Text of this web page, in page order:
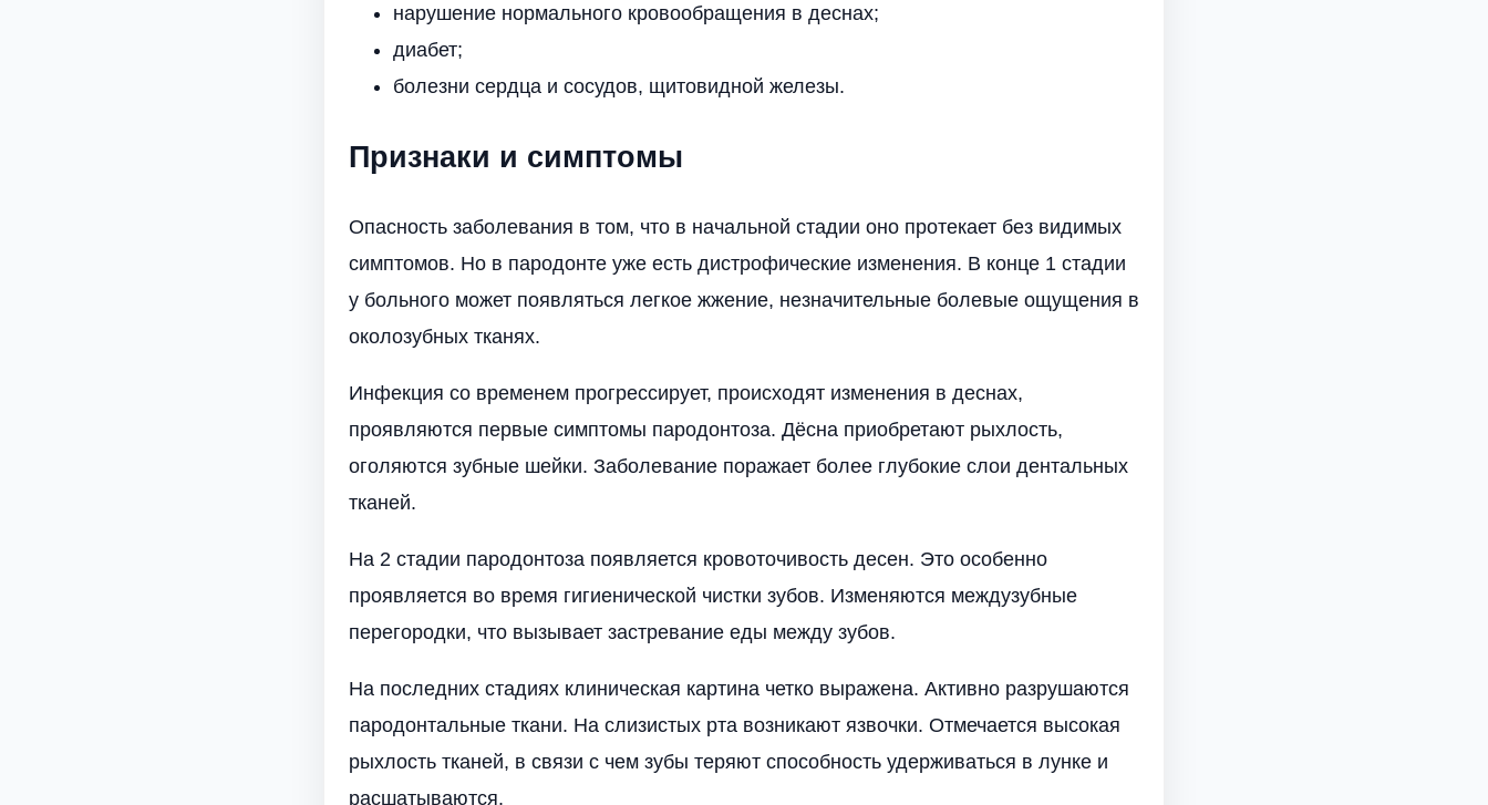
нарушение нормального кровообращения в деснах;
диабет;
болезни сердца и сосудов, щитовидной железы.
Признаки и симптомы
Опасность заболевания в том, что в начальной стадии оно протекает без видимых
симптомов. Но в пародонте уже есть дистрофические изменения. В конце 1 стадии
у больного может появляться легкое жжение, незначительные болевые ощущения в
околозубных тканях.
Инфекция со временем прогрессирует, происходят изменения в деснах,
проявляются первые симптомы пародонтоза. Дёсна приобретают рыхлость,
оголяются зубные шейки. Заболевание поражает более глубокие слои дентальных
тканей.
На 2 стадии пародонтоза появляется кровоточивость десен. Это особенно
проявляется во время гигиенической чистки зубов. Изменяются междузубные
перегородки, что вызывает застревание еды между зубов.
На последних стадиях клиническая картина четко выражена. Активно разрушаются
пародонтальные ткани. На слизистых рта возникают язвочки. Отмечается высокая
рыхлость тканей, в связи с чем зубы теряют способность удерживаться в лунке и
расшатываются.